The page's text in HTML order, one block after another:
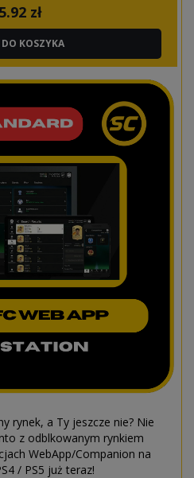
zł
DO KOSZYKA
rynek, a Ty jeszcze nie? Nie
z odblkowanym rynkiem
WebApp/Companion na
/ PS5 już teraz!